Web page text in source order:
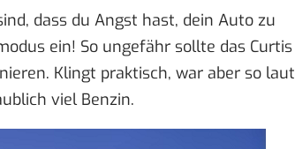
dass du Angst hast, dein Auto zu
ein! So ungefähr sollte das Curtis
Klingt praktisch, war aber so laut
viel Benzin.